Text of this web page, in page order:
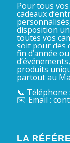
Pour tous
cadeaux
disposition un
toutes vos
soit pour des
fin d’année
produits
partout au
📞 Téléphone
✉️ Email :
LA